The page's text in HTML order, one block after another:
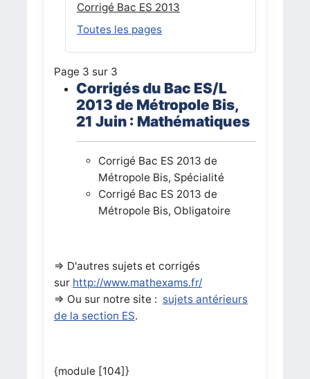
Corrigé Bac ES 2013
Toutes les pages
Page 3 sur 3
Corrigés du Bac ES/L
2013 de Métropole Bis,
21 Juin : Mathématiques
Corrigé Bac ES 2013 de
Métropole Bis, Spécialité
Corrigé Bac ES 2013 de
Métropole Bis, Obligatoire
=> D'autres sujets et corrigés
sur http://www.mathexams.fr/
= > Ou sur notre site : sujets antérieurs
de la section ES.
{module [104]}